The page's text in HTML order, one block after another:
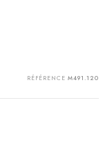
RÉFÉRENCE M491.120